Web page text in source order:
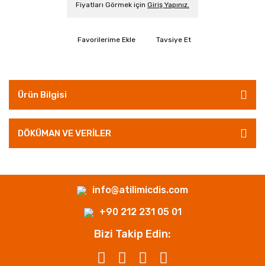
Fiyatları Görmek için Giriş Yapınız.
Tavsiye Et
Ürün Bilgisi
DÖKÜMAN VE VERİLER
info@atilimicdis.com
+90 212 231 05 01
Bizi Takip Edin: